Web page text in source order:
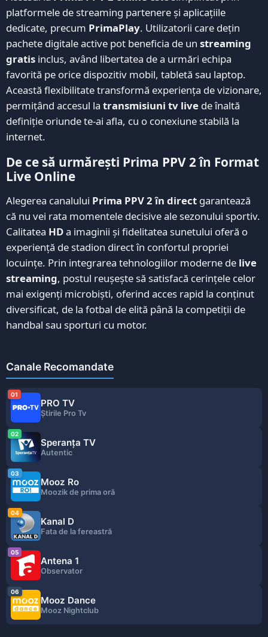
platformele de streaming partenere și aplicațiile
dedicate, precum PrimaPlay. Utilizatorii care dețin
pachete digitale active pot beneficia de un streaming
gratis inclus, având libertatea de a urmări echipa
favorită pe orice dispozitiv mobil, tabletă sau laptop.
Această flexibilitate transformă experiența de vizionare,
permițând accesul la transmisiuni tv live de înaltă
definiție oriunde te-ai afla, cu o conexiune stabilă la
internet.
De ce să urmărești Prima PPV 2 în Format
Live Online
Alegerea canalului Prima PPV 2 în direct garantează
că nu vei rata momentele decisive ale sezonului sportiv.
Calitatea HDa imaginii și fidelitatea sunetului oferă o
experiență de stadion direct în confortul propriei
locuințe. Prin integrarea tehnologiilor moderne de live
streaming, postul reușește să satisfacă cerințele celor
mai exigenți microbiști, oferind acces rapid la conținut
diversificat, de la fotbal de elită până la competiții de
handbal sau sporturi cu motor.
Canale Recomandate
01
PRO TV
Ştirile Pro Tv
02
Speranța TV
Autentic
03
Mooz Ro
Moozik de prima oră
04
Kanal D
Fata de la fereastră
05
Antena 1
Observator
06
Mooz Dance
Mooz Nightclub